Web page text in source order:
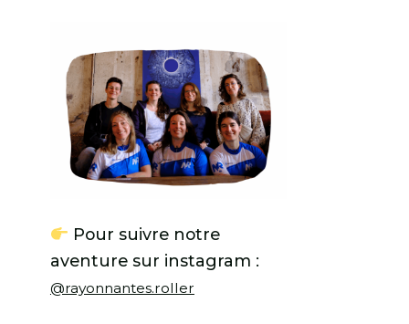
Pour suivre notre
aventure sur instagram :
@rayonnantes.roller